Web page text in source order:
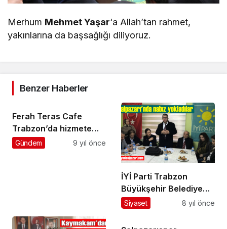
Merhum Mehmet Yaşar‘a Allah’tan rahmet,
yakınlarına da başsağlığı diliyoruz.
Benzer Haberler
Ferah Teras Cafe
Trabzon’da hizmete
açıldı
Gündem 9 yıl önce
İYİ Parti Trabzon
Büyükşehir Belediye
Başkan Adayı Atakan
geldi
Siyaset 8 yıl önce